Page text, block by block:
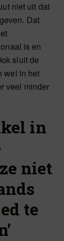
niet uit dat
Dat
is en
sluit de
wel in het
veel minder
in
niet
te